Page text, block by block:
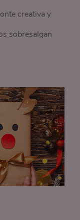
creativa y
sobresalgan